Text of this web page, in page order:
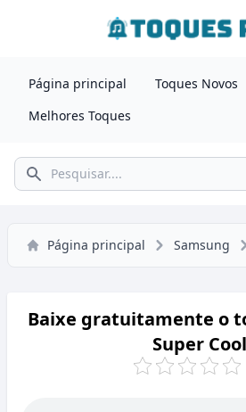
Página principal
Toques Novos
Melhores Toques
Pesquisar
Página principal Samsung
Baixe gratuitamente o
Super Cool